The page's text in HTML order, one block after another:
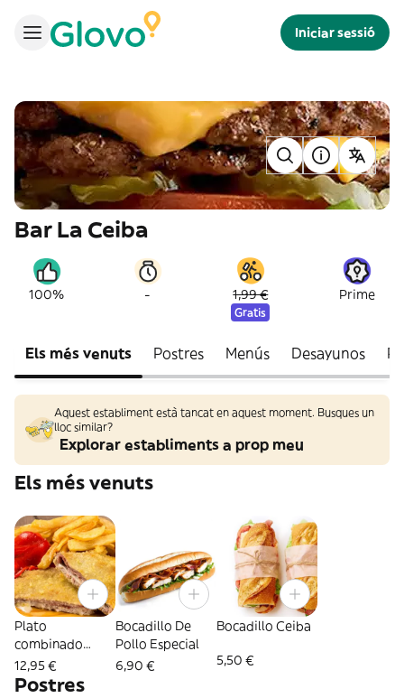
Iniciar sessió
Bar La Ceiba
100% - 1,99 €
Gratis
Prime
Els més venuts Postres Menús Desayunos
Aquest establiment està tancat en aquest moment. Busques un
lloc similar?
Explorar establiments a prop meu
Els més venuts
Plato
combinado
cachopo
12,95 €
Bocadillo De
Pollo Especial
6,90 €
Bocadillo Ceiba
5,50 €
Postres